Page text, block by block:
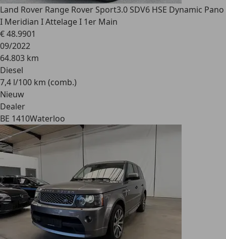
Land Rover Range Rover Sport3.0 SDV6 HSE Dynamic Pano
I Meridian I Attelage I 1er Main
€ 48.9901
09/2022
64.803 km
Diesel
7,4 l/100 km (comb.)
Nieuw
Dealer
BE 1410Waterloo